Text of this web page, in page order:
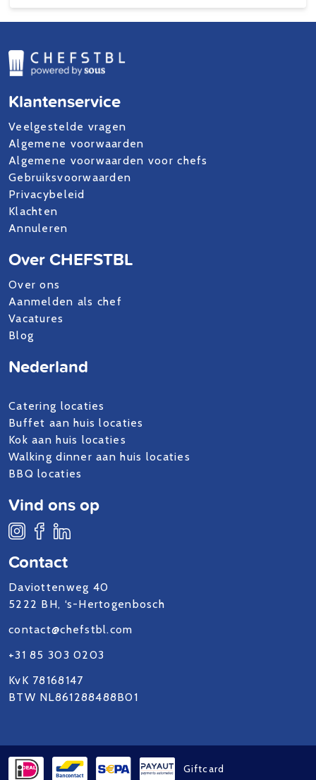
Klantenservice
Veelgestelde vragen
Algemene voorwaarden
Algemene voorwaarden voor chefs
Gebruiksvoorwaarden
Privacybeleid
Klachten
Annuleren
Over CHEFSTBL
Over ons
Aanmelden als chef
Vacatures
Blog
Contact
Daviottenweg 40
5222 BH, ‘s-Hertogenbosch
contact@chefstbl.com
+31 85 303 0203
KvK 78168147
BTW NL861288488B01
Nederland
Catering locaties
Buffet aan huis locaties
Kok aan huis locaties
Walking dinner aan huis locaties
BBQ locaties
Vind ons op
Giftcard